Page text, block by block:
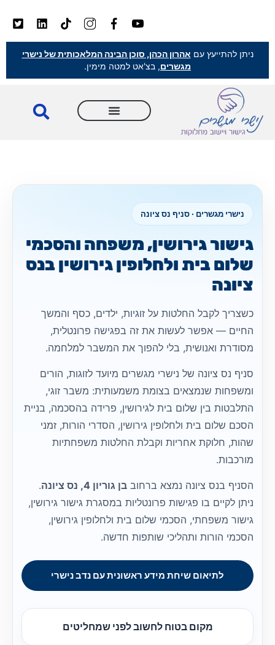
ניתן להתייעץ עם אהרון הכהן, סוכן הבינה המלאכותית של נישרי
מגשרים, בצ'אט למטה מימין.
נישרי מגשרים · סניף נס ציונה
גישור גירושין, משפחה והסכמי
שלום בית ולחלופין גירושין בנס
ציונה
כשצריך לקבל החלטות על זוגיות, ילדים, כסף והמשך
החיים — אפשר לעשות את זה בפגישה פרונטלית,
מסודרת ואנושית, בלי להפוך את המשבר למלחמה.
סניף נס ציונה של נישרי מגשרים מיועד לזוגות, הורים
ומשפחות שנמצאים בצומת משמעותית: משבר זוגי,
התלבטות בין שלום בית לגירושין, פרידה בהסכמה, בניית
הסכם שלום בית ולחלופין גירושין, הסדרי הורות, זמני
שהות, חלוקת אחריות וקבלת החלטות משפחתיות
מורכבות.
הסניף בנס ציונה נמצא ברחוב בן גוריון 4, נס ציונה
.
ניתן לקיים בו פגישות פרונטליות במסגרת גישור גירושין,
גישור משפחתי, הסכמי שלום בית ולחלופין גירושין,
הסכמי הורות ותהליכי שותפות חדשה.
לתיאום שיחת מידע ראשונית עם נדב נישרי
מקום בטוח לחשוב לפני שמחליטים